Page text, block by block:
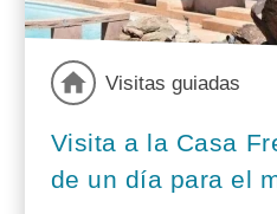
Visitas guiadas
Visita a la Casa
de un día para el